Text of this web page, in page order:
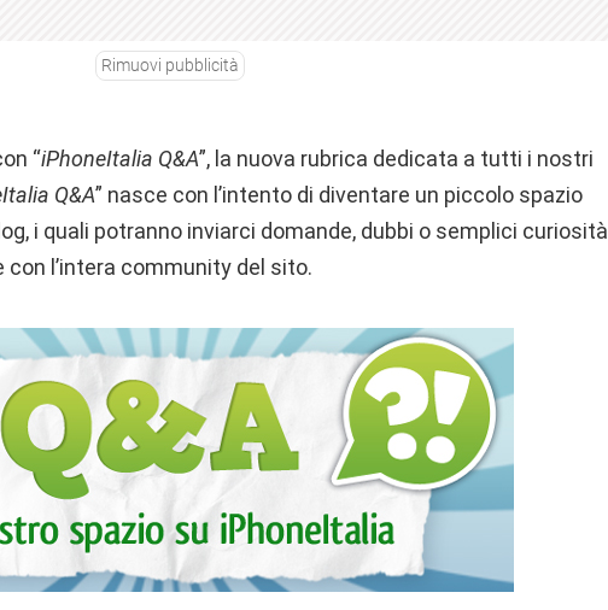
Rimuovi pubblicità
“iPhoneItalia Q&A”, la nuova rubrica dedicata a tutti i nostri
Q&A” nasce con l’intento di diventare un piccolo spazio
i quali potranno inviarci domande, dubbi o semplici curiosità
l’intera community del sito.